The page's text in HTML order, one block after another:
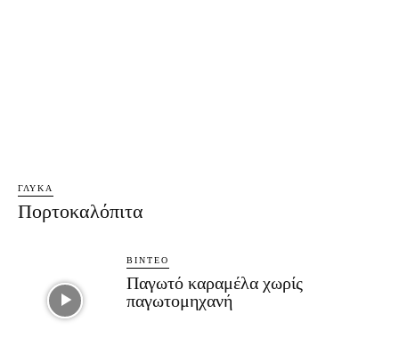
ΓΛΥΚΆ
Πορτοκαλόπιτα
ΒΊΝΤΕΟ
Παγωτό καραμέλα χωρίς
παγωτομηχανή